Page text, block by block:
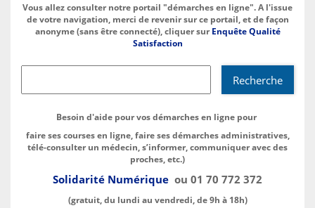
Vous allez consulter notre portail "démarches en ligne". A l'issue
de votre navigation, merci de revenir sur ce portail, et de façon
anonyme (sans être connecté), cliquer surEnquête Qualité
Satisfaction
Recherche
Besoin d'aide pour vos démarches en ligne pour
faire ses courses en ligne, faire ses démarches administratives,
télé-consulter un médecin, s’informer, communiquer avec des
proches, etc.)
Solidarité Numérique ou 01 70 772 372
(gratuit, du lundi au vendredi, de 9h à 18h)